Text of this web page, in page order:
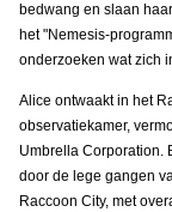
bedwang en slaan
het "Nemesis-
onderzoeken wat zich
Alice ontwaakt in het
observatiekamer,
Umbrella Corporation.
door de lege gangen
Raccoon City, met